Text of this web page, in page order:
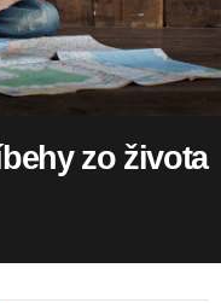
zo života